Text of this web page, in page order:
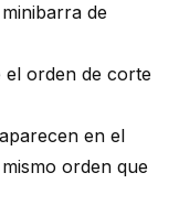
de
el orden de corte
en el
orden que